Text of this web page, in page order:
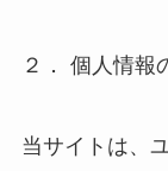
２． 個人情報
当サイトは、